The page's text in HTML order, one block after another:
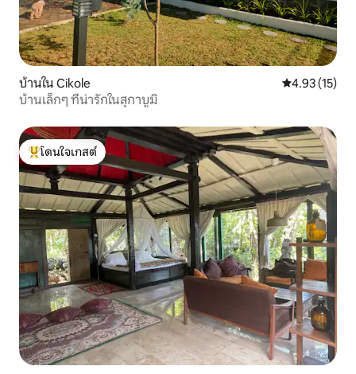
บ้านใน Cikole คะแนนเฉลี่ย
4.93 (15)
บ้านเล็กๆ ที่น่ารักในสุกาบูมิ
โดนใจเกสต์ที่สุด
โดนใจเกสต์